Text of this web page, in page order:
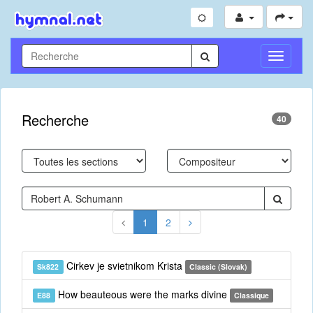
Toggle
Recherche 40
1 2
Sk822 Cirkev je svietnikom Krista Classic (Slovak)
E88 How beauteous were the marks divine Classique